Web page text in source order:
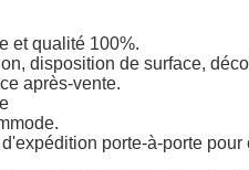
et qualité 100%.
disposition de surface,
après-vente.
porte-à-porte pour